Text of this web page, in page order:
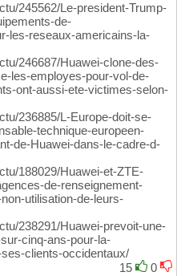
245562/Le-president-Trump-
de-
les-reseaux-americains-la-
246687/Huawei-clone-des-
les-employes-pour-vol-de-
ont-aussi-ete-victimes-selon-
236885/L-Europe-doit-se-
technique-europeen-
de-Huawei-dans-le-cadre-d-
188029/Huawei-et-ZTE-
de-renseignement-
utilisation-de-leurs-
238291/Huawei-prevoit-une-
cinq-ans-pour-la-
clients-occidentaux/
15
0